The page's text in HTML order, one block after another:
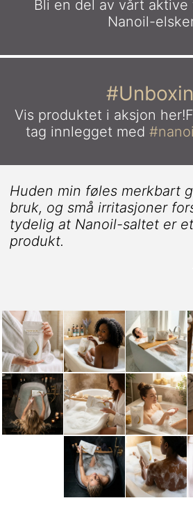
Bli en del av vårt aktive
Nanoil-
Vis produktet i aksjon her!
tag innlegget med
Huden min føles merkbart
bruk, og små irritasjoner
tydelig at Nanoil-saltet er
produkt.